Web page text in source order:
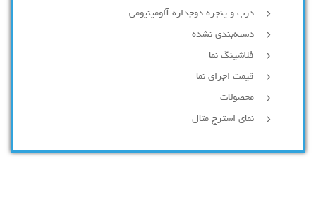
درب و پنجره دوجداره آلومینیومی
دسته‌بندی نشده
فلاشینگ نما
قیمت اجرای نما
محصولات
نمای استرچ متال